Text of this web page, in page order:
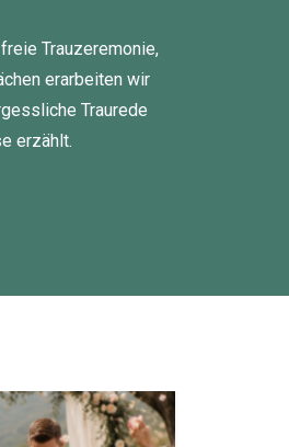
Trauzeremonie,
erarbeiten wir
Traurede
erzählt.